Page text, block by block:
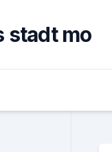
stadt mo